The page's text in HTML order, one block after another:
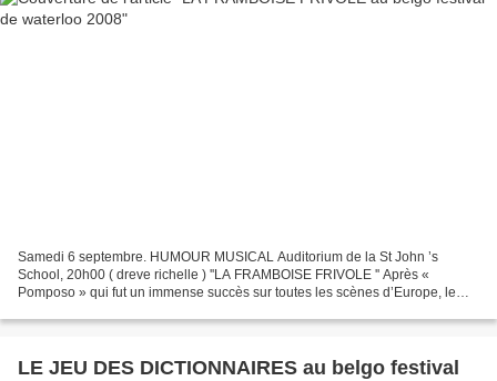
Samedi 6 septembre. HUMOUR MUSICAL Auditorium de la St John ’s
School, 20h00 ( dreve richelle ) ''LA FRAMBOISE FRIVOLE '' Après «
Pomposo » qui fut un immense succès sur toutes les scènes d’Europe, le
LE JEU DES DICTIONNAIRES au belgo festival